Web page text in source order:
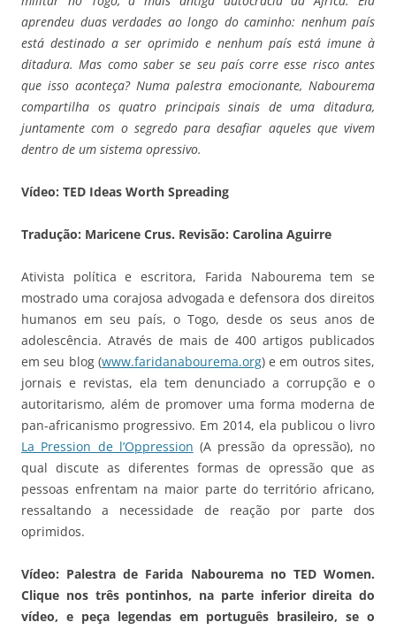
aprendeu duas verdades ao longo do caminho: nenhum país
está destinado a ser oprimido e nenhum país está imune à
ditadura. Mas como saber se seu país corre esse risco antes
que isso aconteça? Numa palestra emocionante, Nabourema
compartilha os quatro principais sinais de uma ditadura,
juntamente com o segredo para desafiar aqueles que vivem
dentro de um sistema opressivo.
Vídeo: TED Ideas Worth Spreading
Tradução: Maricene Crus. Revisão: Carolina Aguirre
Ativista política e escritora, Farida Nabourema tem se
mostrado uma corajosa advogada e defensora dos direitos
humanos em seu país, o Togo, desde os seus anos de
adolescência. Através de mais de 400 artigos publicados
em seu blog (www.faridanabourema.org) e em outros sites,
jornais e revistas, ela tem denunciado a corrupção e o
autoritarismo, além de promover uma forma moderna de
pan-africanismo progressivo. Em 2014, ela publicou o livro
La Pression de l’Oppression (A pressão da opressão), no
qual discute as diferentes formas de opressão que as
pessoas enfrentam na maior parte do território africano,
ressaltando a necessidade de reação por parte dos
oprimidos.
Vídeo: Palestra de Farida Nabourema no TED Women.
Clique nos três pontinhos, na parte inferior direita do
vídeo, e peça legendas em português brasileiro, se o